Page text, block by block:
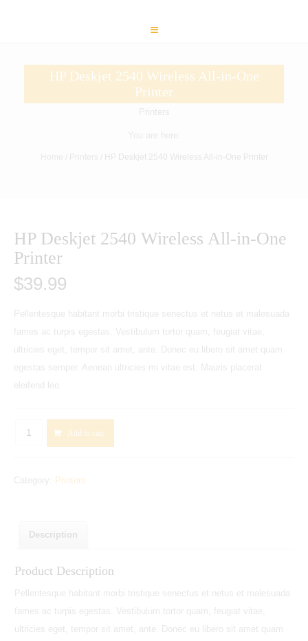
HP Deskjet 2540 Wireless All-in-One
Printer
/ HP Deskjet 2540 Wireless All-in-One Printer
HP Deskjet 2540 Wireless All-in-One
Printer
$39.99
Pellentesque habitant morbi tristique senectus et netus et malesuada
fames ac turpis egestas. Vestibulum tortor quam, feugiat vitae,
ultricies eget, tempor sit amet, ante. Donec eu libero sit amet quam
egestas semper. Aenean ultricies mi vitae est. Mauris placerat
eleifend leo.
Wireless
quantity
Add to cart
Category: Printers
Description
Product Description
Pellentesque habitant morbi tristique senectus et netus et malesuada
fames ac turpis egestas. Vestibulum tortor quam, feugiat vitae,
ultricies eget, tempor sit amet, ante. Donec eu libero sit amet quam